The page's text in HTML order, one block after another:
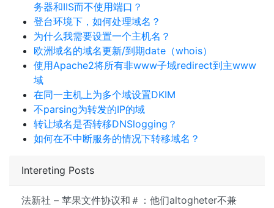
Intereting Posts
法新社 – 苹果文件协议和＃：他们altogheter不兼
务器和IIS而不使用端口？
登台环境下，如何处理域名？
为什么我需要设置一个主机名？
欧洲域名的域名更新/到期date（whois）
使用Apache2将所有非www子域redirect到主www
域
在同一主机上为多个域设置DKIM
不parsing为转发的IP的域
转让域名是否转移DNSlogging？
如何在不中断服务的情况下转移域名？